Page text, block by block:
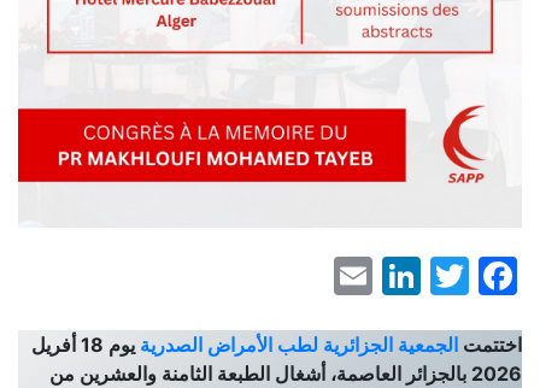
Facebook
Twitter
LinkedIn
اختتمت الجمعية الجزائرية لطب الأمراض الصدرية
يوم 18 أفريل
2026 بالجزائر العاصمة، أشغال الطبعة الثامنة والعشرين من